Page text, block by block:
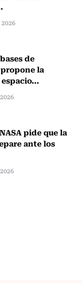
de
la
pide que la
ante los